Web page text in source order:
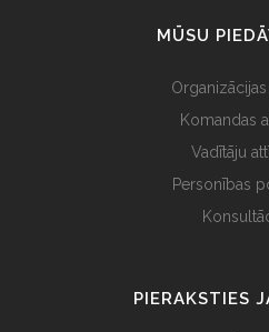
MŪSU
Komandas
Vadītāju
Personības
PIERAKSTIES